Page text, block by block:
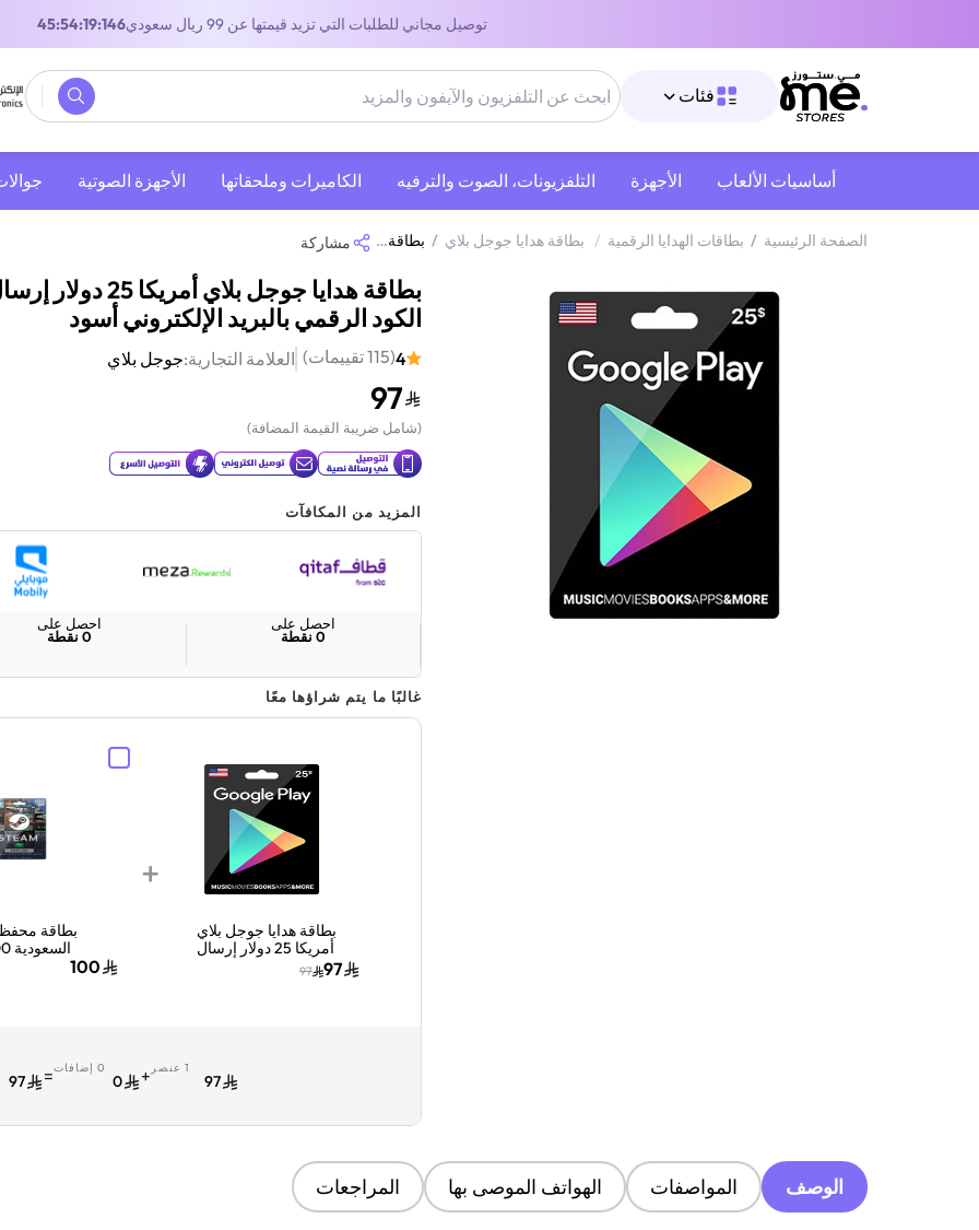
توصيل مجاني للطلبات التي تزيد قيمتها عن 99 ريال سعودي 45:54:19:146
فئات
أساسيات الألعاب الأجهزة التلفزيونات، الصوت والترفيه ‫الكاميرات وملحقاتها‬ الأجهزة الصوتية
الصفحة الرئيسية / بطاقات الهدايا الرقمية / بطاقة هدايا جوجل بلاي / بطاقة هدايا جوجل بلاي أمريكا 25 دولار إرسال الكود الرقمي بالبريد الإلكتروني أسود مشاركة
بطاقة هدايا جوجل بلاي أمريكا 25
الكود الرقمي بالبريد الإلكتروني أسود
4
(
115تقييمات) العلامة التجارية:جوجل بلاي
97
(شامل ضريبة القيمة المضافة)
المزيد من المكافآت
احصل على
0 نقطة
احصل على
0 نقطة
غالبًا ما يتم شراؤها معًا
بطاقة هدايا جوجل بلاي
أمريكا 25 دولار إرسال
الكود الرقمي بالبريد97
97
+
بطاقة
سعودي إرسال100
1 عنصر
97
+ 0 إضافات
0
=
97
الوصف المواصفات الهواتف الموصى بها المراجعات